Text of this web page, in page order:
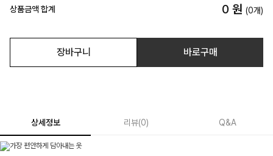
상품금액 합계 0 원 (0개)
장바구니 바로구매
상세정보 리뷰(0) Q&A